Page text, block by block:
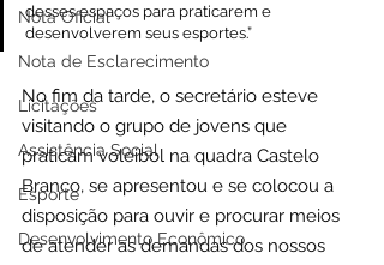
Nota Oficial
Nota de Esclarecimento
Licitações
Assistência Social
Esporte
Desenvolvimento Econômico
desses espaços para praticarem e
desenvolverem seus esportes.”
No fim da tarde, o secretário esteve
visitando o grupo de jovens que
praticam voleibol na quadra Castelo
Branco, se apresentou e se colocou a
disposição para ouvir e procurar meios
de atender as demandas dos nossos